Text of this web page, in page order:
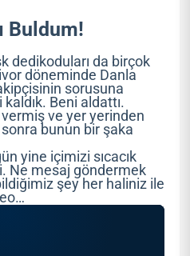
Buldum!
dedikoduları da birçok
döneminde Danla
sorusuna
Beni aldattı.
vermiş ve yer yerinden
bunun bir şaka
yine içimizi sıcacık
Ne mesaj göndermek
şey her haliniz ile